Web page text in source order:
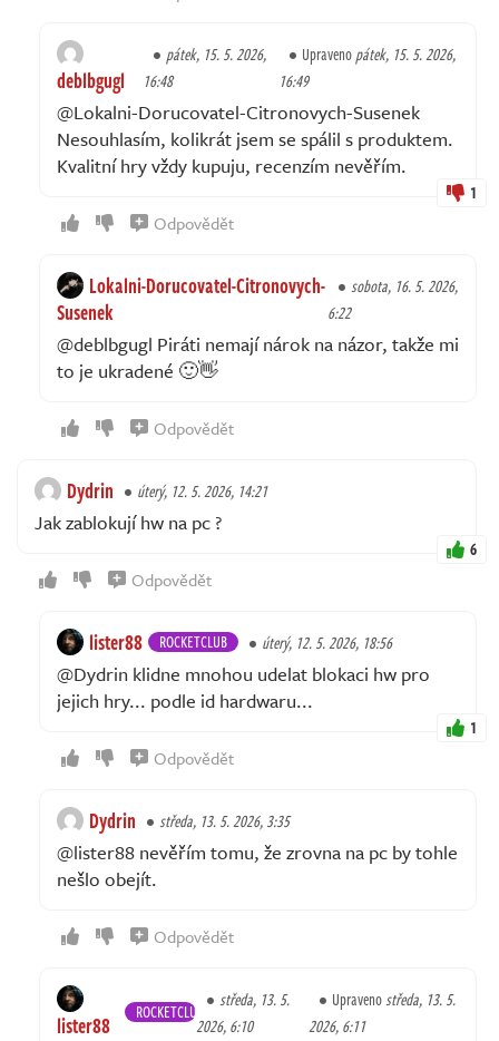
deblbgugl
pátek, 15. 5. 2026,
16:48
Upravenopátek, 15. 5. 2026,
16:49
@Lokalni-Dorucovatel-Citronovych-Susenek
Nesouhlasím, kolikrát jsem se spálil s produktem.
Kvalitní hry vždy kupuju, recenzím nevěřím.
1
Odpovědět
Lokalni-Dorucovatel-Citronovych-
Susenek
sobota, 16. 5. 2026,
6:22
@deblbgugl Piráti nemají nárok na názor, takže mi
to je ukradené 🙂👋
Odpovědět
Dydrin úterý, 12. 5. 2026, 14:21
Jak zablokují hw na pc ?
6
Odpovědět
lister88 ROCKETCLUB úterý, 12. 5. 2026, 18:56
@Dydrin klidne mnohou udelat blokaci hw pro
jejich hry... podle id hardwaru...
1
Odpovědět
Dydrin středa, 13. 5. 2026, 3:35
@lister88 nevěřím tomu, že zrovna na pc by tohle
nešlo obejít.
Odpovědět
lister88 ROCKETCLUB
středa, 13. 5.
2026, 6:10
Upravenostředa, 13. 5.
2026, 6:11